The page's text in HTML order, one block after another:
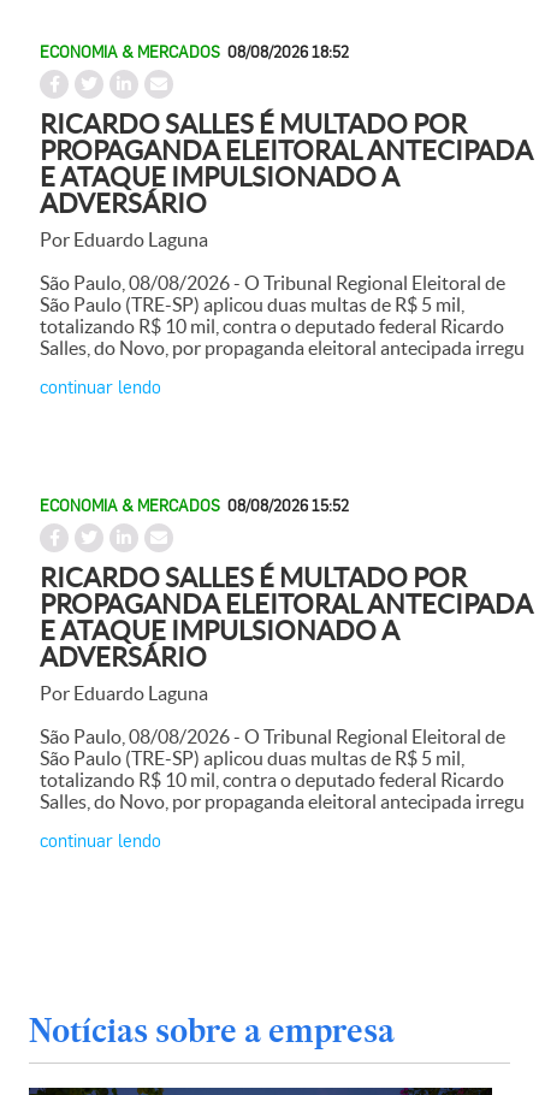
ECONOMIA & MERCADOS 08/08/2026 18:52
RICARDO SALLES É MULTADO POR
PROPAGANDA ELEITORAL ANTECIPADA
E ATAQUE IMPULSIONADO A
ADVERSÁRIO
Por Eduardo Laguna
São Paulo, 08/08/2026 - O Tribunal Regional Eleitoral de
São Paulo (TRE-SP) aplicou duas multas de R$ 5 mil,
totalizando R$ 10 mil, contra o deputado federal Ricardo
Salles, do Novo, por propaganda eleitoral antecipada irregu
continuar lendo
ECONOMIA & MERCADOS 08/08/2026 15:52
RICARDO SALLES É MULTADO POR
PROPAGANDA ELEITORAL ANTECIPADA
E ATAQUE IMPULSIONADO A
ADVERSÁRIO
Por Eduardo Laguna
São Paulo, 08/08/2026 - O Tribunal Regional Eleitoral de
São Paulo (TRE-SP) aplicou duas multas de R$ 5 mil,
totalizando R$ 10 mil, contra o deputado federal Ricardo
Salles, do Novo, por propaganda eleitoral antecipada irregu
continuar lendo
Notícias sobre a empresa